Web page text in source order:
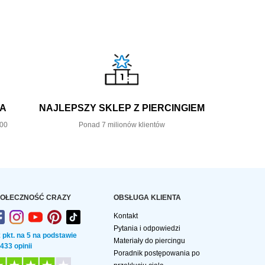
NAJLEPSZY SKLEP Z PIERCINGIEM
Ponad 7 milionów klientów
CRAZY
pkt. na 5 na podstawie
opinii
OBSŁUGA KLIENTA
Kontakt
Pytania i odpowiedzi
Materiały do piercingu
Poradnik postępowania po